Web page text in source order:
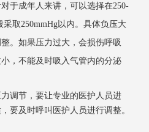
成年人来讲，可以选择在250-
取250mmHg以内。具体负压大
。如果压力过大，会损伤呼吸
，不能及时吸入气管内的分泌
节，要让专业的医护人员进
要及时呼叫医护人员进行调整。